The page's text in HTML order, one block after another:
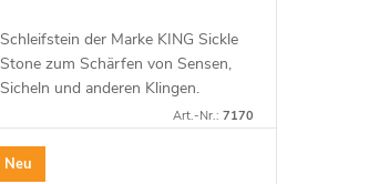
Schleifstein der Marke KING Sickle
Stone zum Schärfen von Sensen,
Sicheln und anderen Klingen.
Wasserschleifstein mit einer
Japan.
Art.-Nr.: 7170
Neu